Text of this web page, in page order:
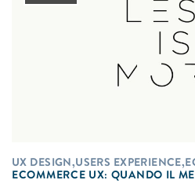
UX DESIGN,USERS
ECOMMERCE UX: QUANDO IL